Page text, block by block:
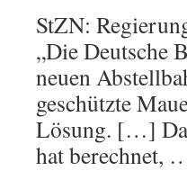
StZN:
„Die Deutsche
neuen
geschützte
Lösung. […]
hat berechnet,